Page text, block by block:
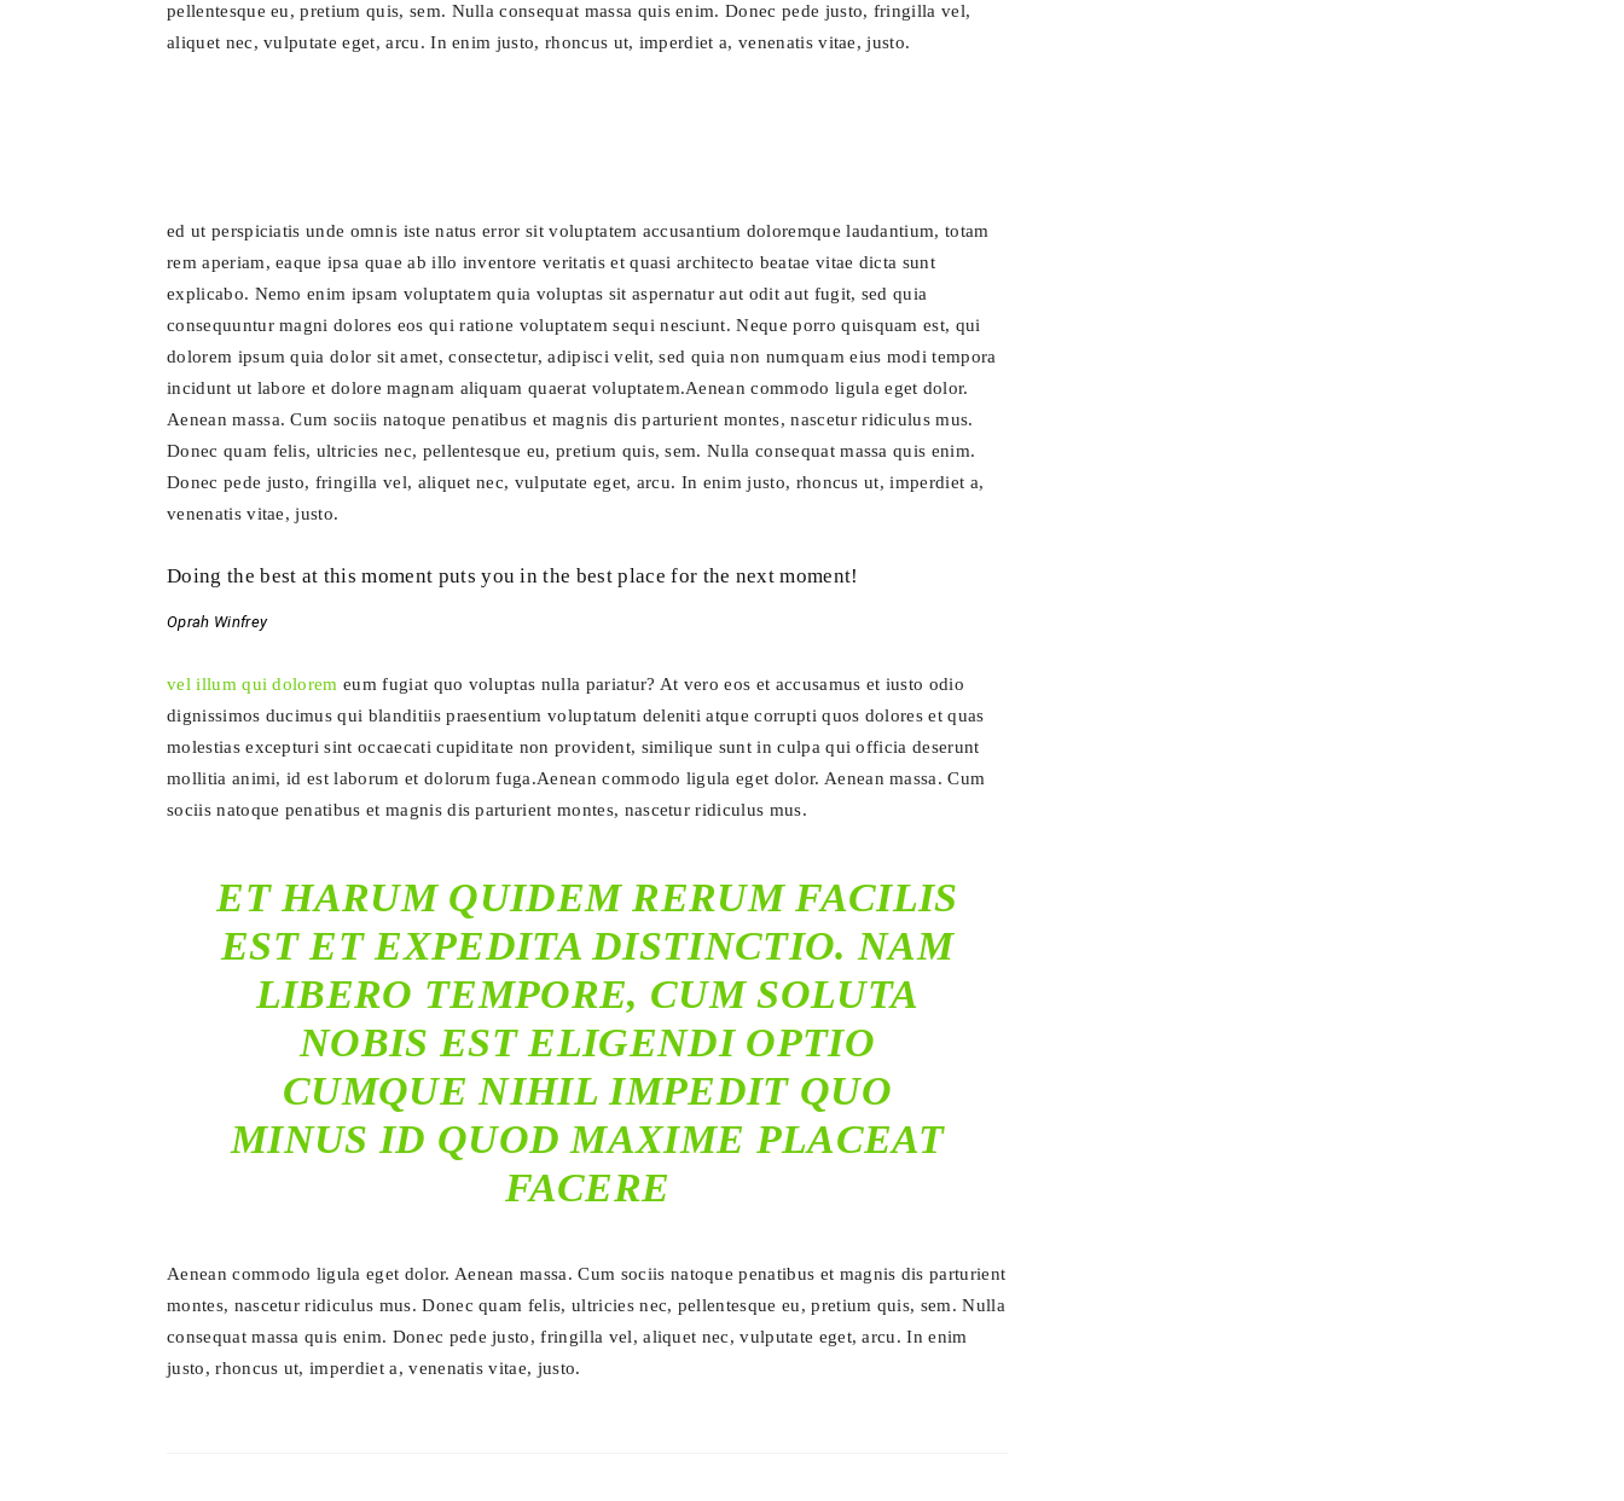
pellentesque eu, pretium quis, sem. Nulla consequat massa quis enim. Donec pede justo, fringilla vel,
aliquet nec, vulputate eget, arcu. In enim justo, rhoncus ut, imperdiet a, venenatis vitae, justo.
ed ut perspiciatis unde omnis iste natus error sit voluptatem accusantium doloremque laudantium, totam
rem aperiam, eaque ipsa quae ab illo inventore veritatis et quasi architecto beatae vitae dicta sunt
explicabo. Nemo enim ipsam voluptatem quia voluptas sit aspernatur aut odit aut fugit, sed quia
consequuntur magni dolores eos qui ratione voluptatem sequi nesciunt. Neque porro quisquam est, qui
dolorem ipsum quia dolor sit amet, consectetur, adipisci velit, sed quia non numquam eius modi tempora
incidunt ut labore et dolore magnam aliquam quaerat voluptatem.Aenean commodo ligula eget dolor.
Aenean massa. Cum sociis natoque penatibus et magnis dis parturient montes, nascetur ridiculus mus.
Donec quam felis, ultricies nec, pellentesque eu, pretium quis, sem. Nulla consequat massa quis enim.
Donec pede justo, fringilla vel, aliquet nec, vulputate eget, arcu. In enim justo, rhoncus ut, imperdiet a,
venenatis vitae, justo.
Doing the best at this moment puts you in the best place for the next moment!
Oprah Winfrey
vel illum qui doloremeum fugiat quo voluptas nulla pariatur? At vero eos et accusamus et iusto odio
dignissimos ducimus qui blanditiis praesentium voluptatum deleniti atque corrupti quos dolores et quas
molestias excepturi sint occaecati cupiditate non provident, similique sunt in culpa qui officia deserunt
mollitia animi, id est laborum et dolorum fuga.Aenean commodo ligula eget dolor. Aenean massa. Cum
sociis natoque penatibus et magnis dis parturient montes, nascetur ridiculus mus.
ET HARUM QUIDEM RERUM FACILIS
EST ET EXPEDITA DISTINCTIO. NAM
LIBERO TEMPORE, CUM SOLUTA
NOBIS EST ELIGENDI OPTIO
CUMQUE NIHIL IMPEDIT QUO
MINUS ID QUOD MAXIME PLACEAT
FACERE
Aenean commodo ligula eget dolor. Aenean massa. Cum sociis natoque penatibus et magnis dis parturient
montes, nascetur ridiculus mus. Donec quam felis, ultricies nec, pellentesque eu, pretium quis, sem. Nulla
consequat massa quis enim. Donec pede justo, fringilla vel, aliquet nec, vulputate eget, arcu. In enim
justo, rhoncus ut, imperdiet a, venenatis vitae, justo.